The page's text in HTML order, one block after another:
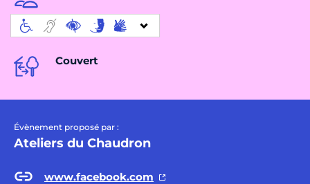
Couvert
Évènement proposé par :
Ateliers du Chaudron
www.facebook.com